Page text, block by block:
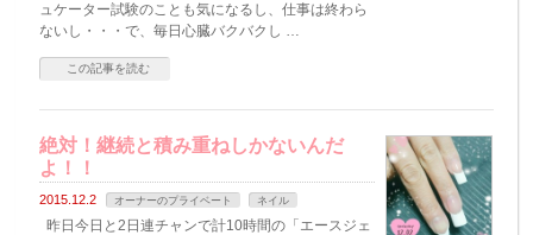
ュケーター試験のことも気になるし、仕事は終わら
ないし・・・で、毎日心臓バクバクし …
この記事を読む
絶対！継続と積み重ねしかないんだ
よ！！
2015.12.2 オーナーのプライベート ネイル
昨日今日と2日連チャンで計10時間の「エースジェ